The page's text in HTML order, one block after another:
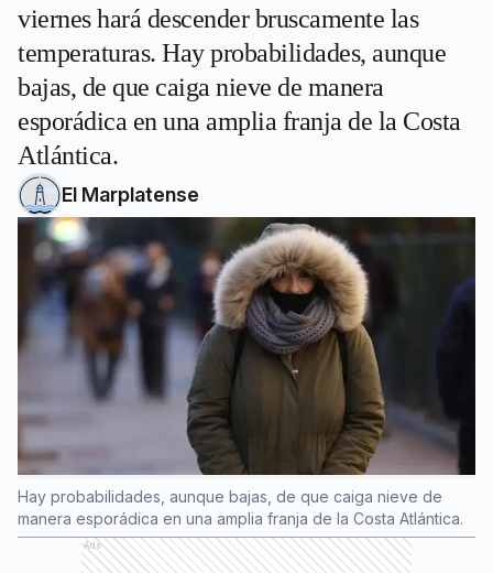
viernes hará descender bruscamente las
temperaturas. Hay probabilidades, aunque
bajas, de que caiga nieve de manera
esporádica en una amplia franja de la Costa
Atlántica.
El Marplatense
Hay probabilidades, aunque bajas, de que caiga nieve de
manera esporádica en una amplia franja de la Costa Atlántica.
Ads